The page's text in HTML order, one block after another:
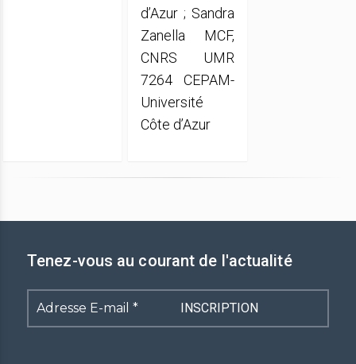
d’Azur ; Sandra
Zanella MCF,
CNRS UMR
7264 CEPAM-
Université
Côte d’Azur
Tenez-vous au courant de l'actualité
Adresse
E-